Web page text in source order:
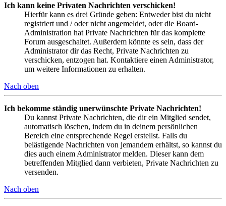
Ich kann keine Privaten Nachrichten verschicken!
Hierfür kann es drei Gründe geben: Entweder bist du nicht
registriert und / oder nicht angemeldet, oder die Board-
Administration hat Private Nachrichten für das komplette
Forum ausgeschaltet. Außerdem könnte es sein, dass der
Administrator dir das Recht, Private Nachrichten zu
verschicken, entzogen hat. Kontaktiere einen Administrator,
um weitere Informationen zu erhalten.
Nach oben
Ich bekomme ständig unerwünschte Private Nachrichten!
Du kannst Private Nachrichten, die dir ein Mitglied sendet,
automatisch löschen, indem du in deinem persönlichen
Bereich eine entsprechende Regel erstellst. Falls du
belästigende Nachrichten von jemandem erhältst, so kannst du
dies auch einem Administrator melden. Dieser kann dem
betreffenden Mitglied dann verbieten, Private Nachrichten zu
versenden.
Nach oben